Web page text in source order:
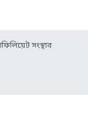
সংস্থার